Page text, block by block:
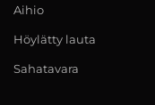
Aihio
Höylätty lauta
Sahatavara